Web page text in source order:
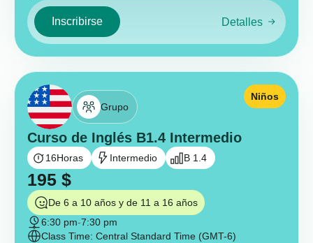
Inscribirse Detalles
Grupo
Curso de Inglés B1.4 Intermedio
Niños
16Horas Intermedio B 1.4
195 $
De 6 a 10 años y de 11 a 16 años
6:30 pm-7:30 pm
Class Time: Central Standard Time (GMT-6)